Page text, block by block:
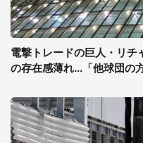
電撃トレードの巨人・リチ
の存在感薄れ...「他球団の